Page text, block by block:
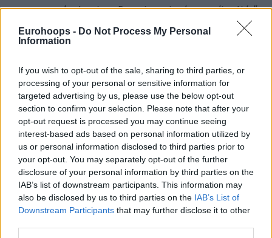
Eurohoops - Do Not Process My Personal
Information
If you wish to opt-out of the sale, sharing to third parties, or
processing of your personal or sensitive information for
targeted advertising by us, please use the below opt-out
section to confirm your selection. Please note that after your
opt-out request is processed you may continue seeing
interest-based ads based on personal information utilized by
us or personal information disclosed to third parties prior to
your opt-out. You may separately opt-out of the further
disclosure of your personal information by third parties on the
IAB’s list of downstream participants. This information may
also be disclosed by us to third parties on the IAB’s List of
Downstream Participants that may further disclose it to other
empezar en el extranjero. Pero sigue siendo muy divertido”.
Jokic, de 27 años, muy probablemente firmará la extensión
este verano, y no sería de extrañar que gran parte de ese
dinero termine dedicado a sus adorados caballos.
Alessandro Gocciadoro & Nikola Jokic på Solvalla
🔥🐴pic.twitter.com/qSI2bZvLTk